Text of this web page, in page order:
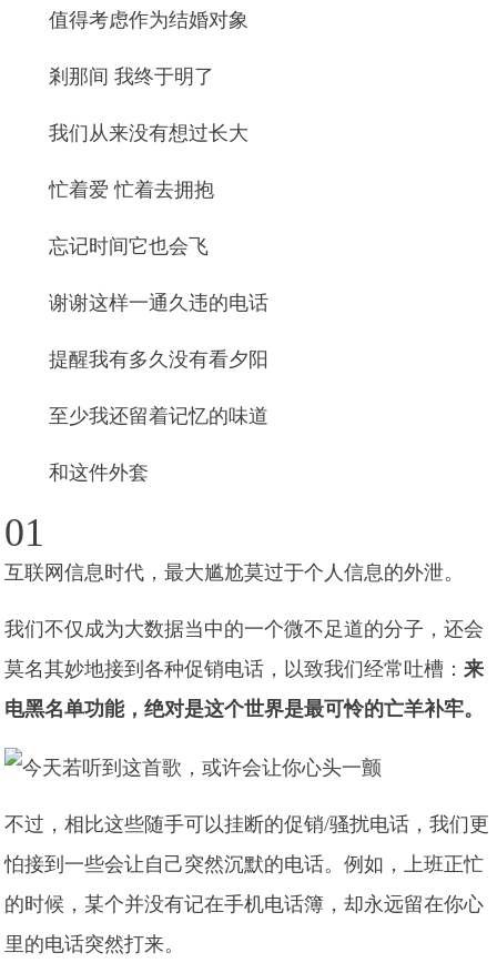
值得考虑作为结婚对象
剎那间 我终于明了
我们从来没有想过长大
忙着爱 忙着去拥抱
忘记时间它也会飞
谢谢这样一通久违的电话
提醒我有多久没有看夕阳
至少我还留着记忆的味道
和这件外套
01
互联网信息时代，最大尴尬莫过于个人信息的外泄。
我们不仅成为大数据当中的一个微不足道的分子，还会
莫名其妙地接到各种促销电话，以致我们经常吐槽：来
电黑名单功能，绝对是这个世界是最可怜的亡羊补牢。
不过，相比这些随手可以挂断的促销/骚扰电话，我们更
怕接到一些会让自己突然沉默的电话。例如，上班正忙
的时候，某个并没有记在手机电话簿，却永远留在你心
里的电话突然打来。